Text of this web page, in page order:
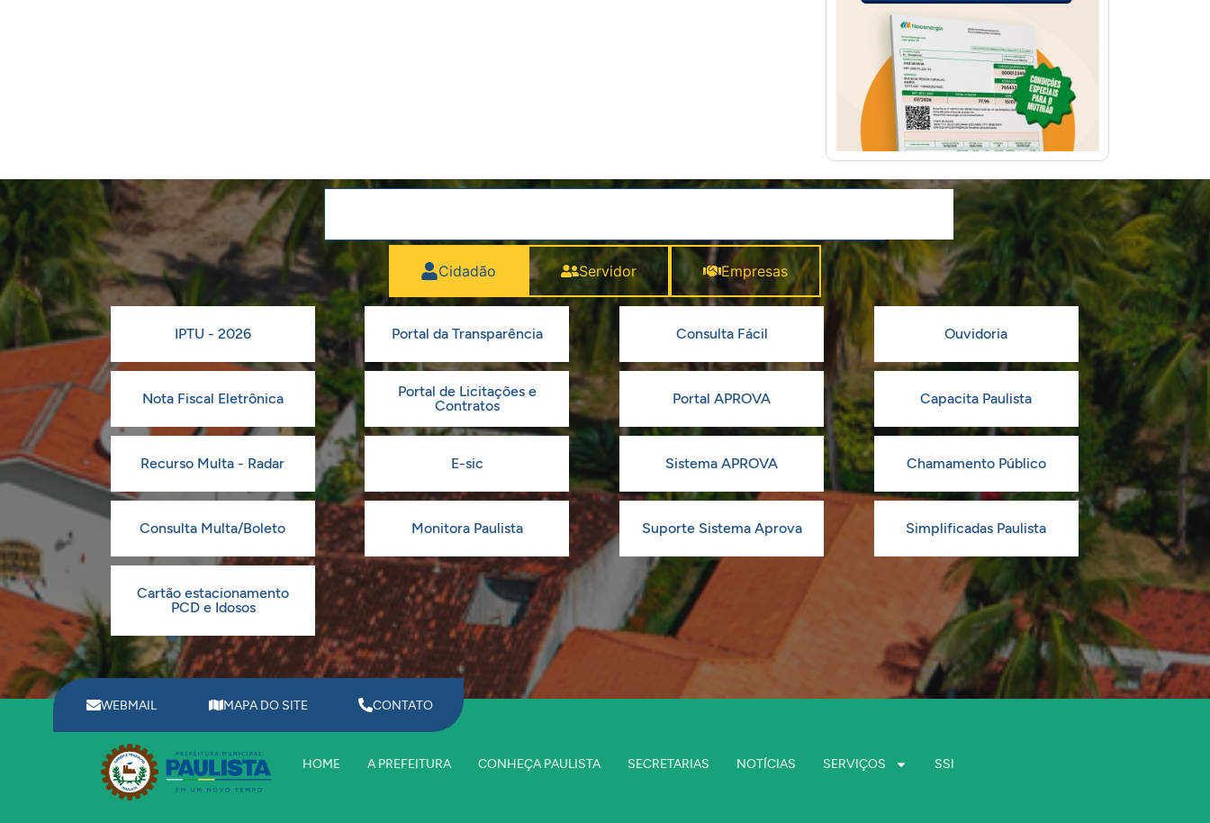
Cidadão Servidor Empresas
IPTU - 2026 Portal da Transparência Consulta Fácil Ouvidoria
Nota Fiscal Eletrônica
Portal de Licitações e
Contratos
Portal APROVA Capacita Paulista
Recurso Multa - Radar E-sic Sistema APROVA Chamamento Público
Consulta Multa/Boleto Monitora Paulista Suporte Sistema Aprova Simplificadas Paulista
Cartão estacionamento
PCD e Idosos
WEBMAIL MAPA DO SITE CONTATO
HOME A PREFEITURA CONHEÇA PAULISTA SECRETARIAS NOTÍCIAS SERVIÇOS SSI